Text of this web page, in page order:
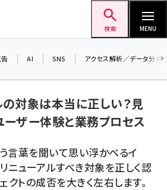
検索 MENU
AI SNS アクセス解析／データ分析
対象は本当に正しい？見
ーザー体験と業務プロセス
う言葉を聞いて思い浮かべるイ
ニューアルすべき対象を正しく認
クトの成否を大きく左右します。